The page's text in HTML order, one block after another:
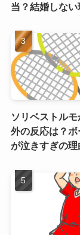
当？結婚しない
ソリベストル
外の反応は？
が泣きすぎの理